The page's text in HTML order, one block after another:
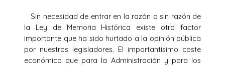
Sin necesidad de entrar en la razón o sin razón de
la Ley de Memoria Histórica existe otro factor
importante que ha sido hurtado a la opinión pública
por nuestros legisladores. El importantísimo coste
económico que para la Administración y para los